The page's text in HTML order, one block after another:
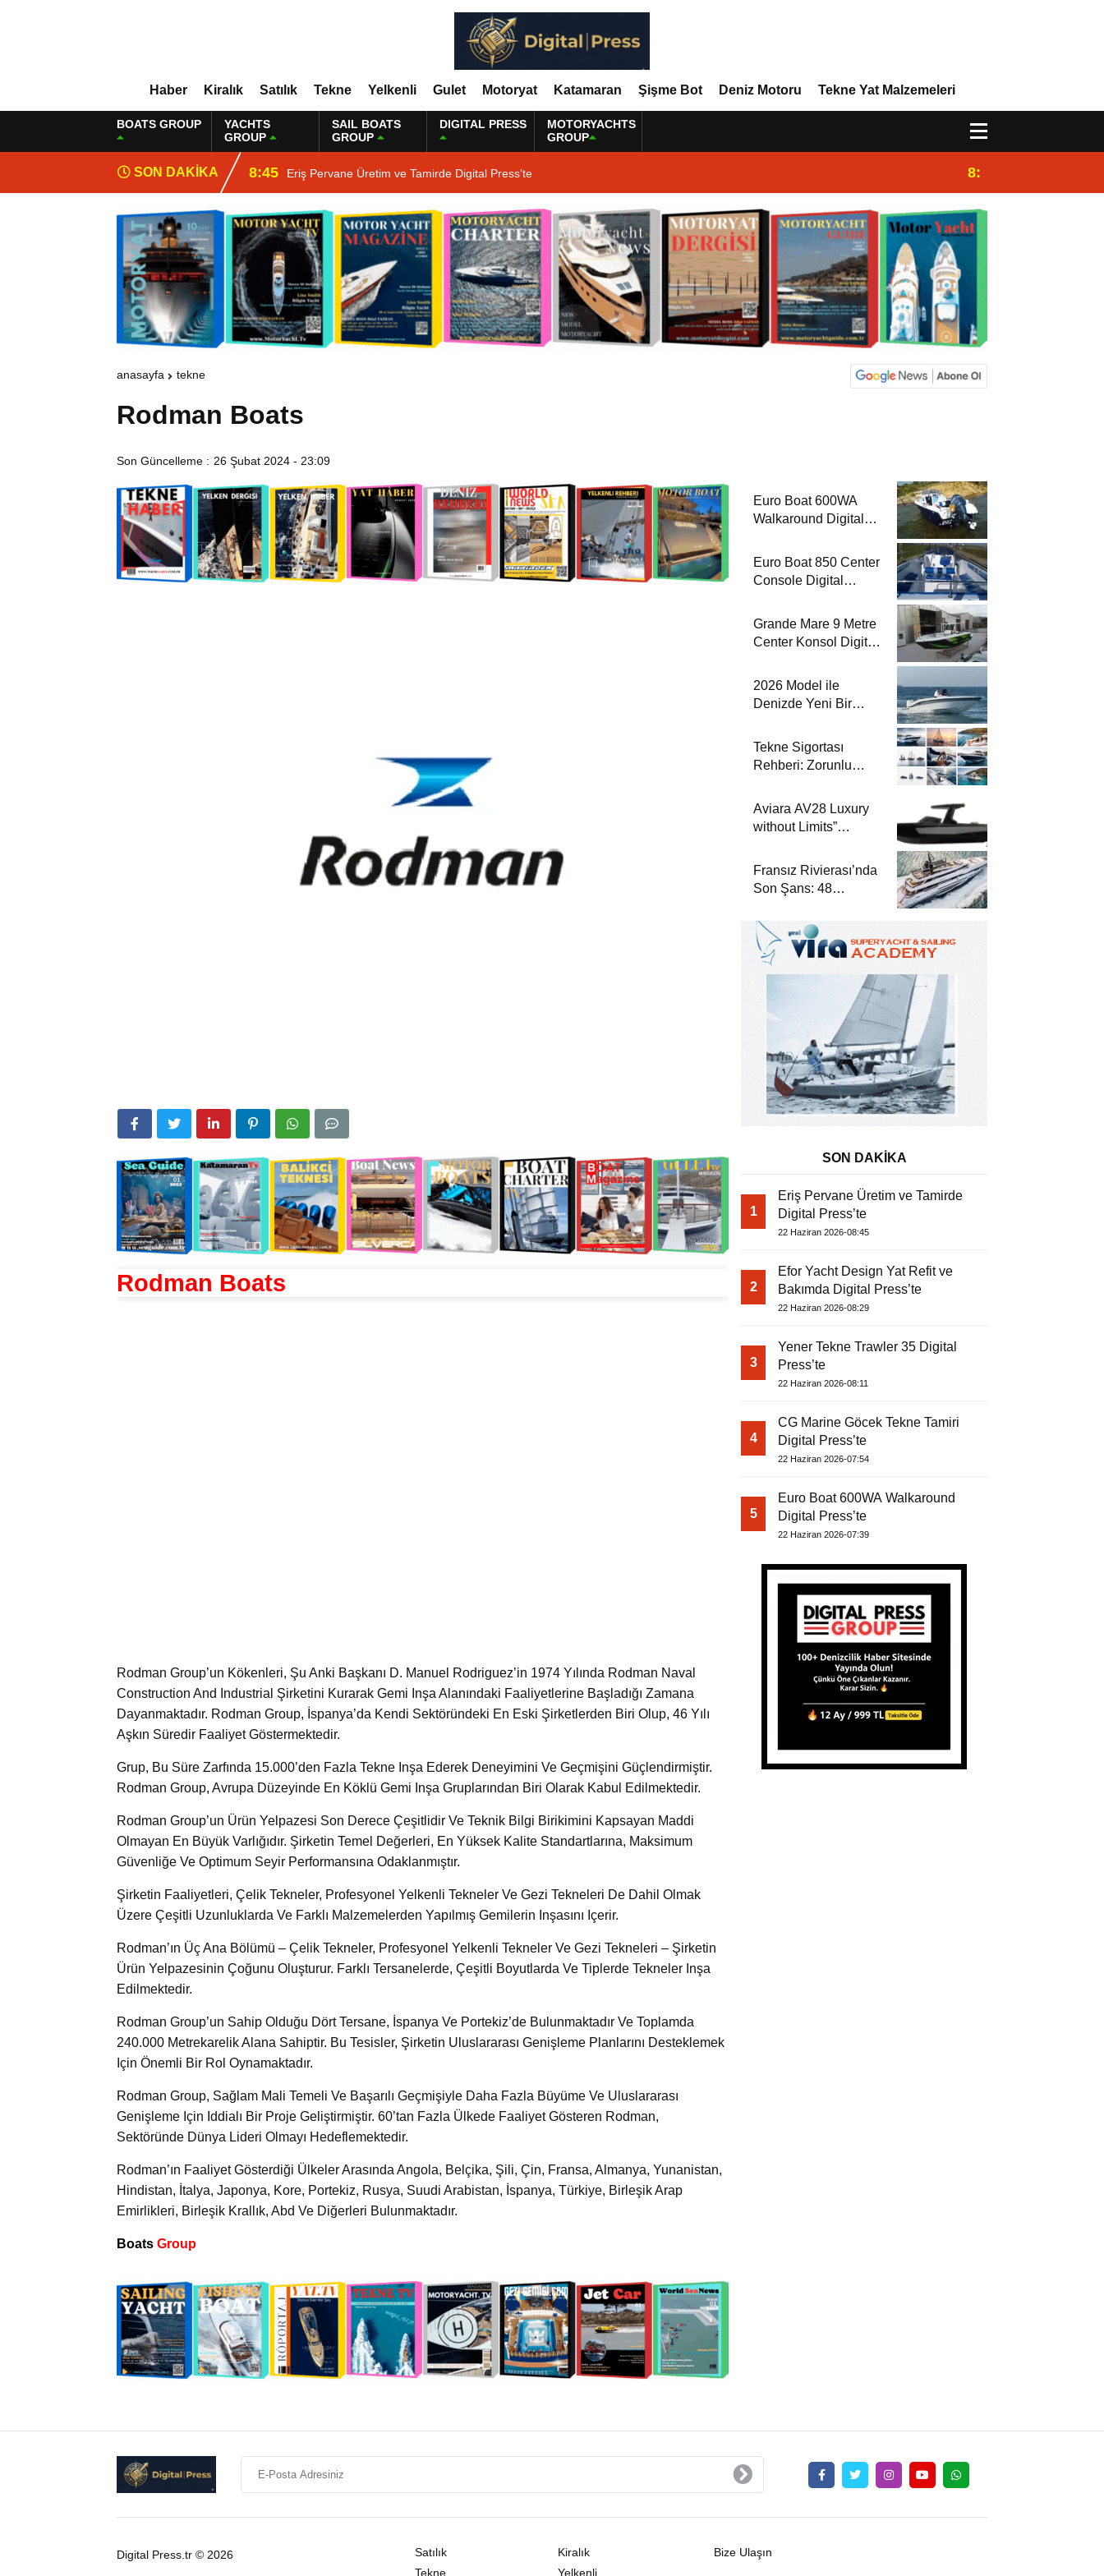
Haber Kiralık Satılık Tekne Yelkenli Gulet Motoryat Katamaran Şişme Bot Deniz Motoru Tekne Yat Malzemeleri
BOATS GROUP
YACHTS
GROUP
SAIL BOATS
GROUP
DIGITAL PRESS
MOTORYACHTS
GROUP
SON DAKİKA 8:45 Eriş Pervane Üretim ve Tamirde Digital Press’te 8:29
anasayfa tekne
Rodman Boats
Son Güncelleme : 26 Şubat 2024 - 23:09
Rodman Boats
Rodman Group’un Kökenleri, Şu Anki Başkanı D. Manuel Rodriguez’in 1974 Yılında Rodman Naval
Construction And Industrial Şirketini Kurarak Gemi Inşa Alanındaki Faaliyetlerine Başladığı Zamana
Dayanmaktadır. Rodman Group, İspanya’da Kendi Sektöründeki En Eski Şirketlerden Biri Olup, 46 Yılı
Aşkın Süredir Faaliyet Göstermektedir.
Grup, Bu Süre Zarfında 15.000’den Fazla Tekne Inşa Ederek Deneyimini Ve Geçmişini Güçlendirmiştir.
Rodman Group, Avrupa Düzeyinde En Köklü Gemi Inşa Gruplarından Biri Olarak Kabul Edilmektedir.
Rodman Group’un Ürün Yelpazesi Son Derece Çeşitlidir Ve Teknik Bilgi Birikimini Kapsayan Maddi
Olmayan En Büyük Varlığıdır. Şirketin Temel Değerleri, En Yüksek Kalite Standartlarına, Maksimum
Güvenliğe Ve Optimum Seyir Performansına Odaklanmıştır.
Şirketin Faaliyetleri, Çelik Tekneler, Profesyonel Yelkenli Tekneler Ve Gezi Tekneleri De Dahil Olmak
Üzere Çeşitli Uzunluklarda Ve Farklı Malzemelerden Yapılmış Gemilerin Inşasını Içerir.
Rodman’ın Üç Ana Bölümü – Çelik Tekneler, Profesyonel Yelkenli Tekneler Ve Gezi Tekneleri – Şirketin
Ürün Yelpazesinin Çoğunu Oluşturur. Farklı Tersanelerde, Çeşitli Boyutlarda Ve Tiplerde Tekneler Inşa
Edilmektedir.
Rodman Group’un Sahip Olduğu Dört Tersane, İspanya Ve Portekiz’de Bulunmaktadır Ve Toplamda
240.000 Metrekarelik Alana Sahiptir. Bu Tesisler, Şirketin Uluslararası Genişleme Planlarını Desteklemek
Için Önemli Bir Rol Oynamaktadır.
Rodman Group, Sağlam Mali Temeli Ve Başarılı Geçmişiyle Daha Fazla Büyüme Ve Uluslararası
Genişleme Için Iddialı Bir Proje Geliştirmiştir. 60’tan Fazla Ülkede Faaliyet Gösteren Rodman,
Sektöründe Dünya Lideri Olmayı Hedeflemektedir.
Rodman’ın Faaliyet Gösterdiği Ülkeler Arasında Angola, Belçika, Şili, Çin, Fransa, Almanya, Yunanistan,
Hindistan, İtalya, Japonya, Kore, Portekiz, Rusya, Suudi Arabistan, İspanya, Türkiye, Birleşik Arap
Emirlikleri, Birleşik Krallık, Abd Ve Diğerleri Bulunmaktadır.
Boats Group
Euro Boat 600WA
Walkaround Digital
Euro Boat 850 Center
Console Digital
Grande Mare 9 Metre
Center Konsol Digital
2026 Model ile
Denizde Yeni Bir
Tekne Sigortası
Rehberi: Zorunlu
ve Güvenli Seyir
Aviara AV28 Luxury
without Limits”
Yeni Bir Dönem
Fransız Rivierası’nda
Son Şans: 48
Mükemmel Bir Yat
Tatili
SON DAKİKA
1
Eriş Pervane Üretim ve Tamirde
Digital Press’te
22 Haziran 2026-08:45
2
Efor Yacht Design Yat Refit ve
Bakımda Digital Press’te
22 Haziran 2026-08:29
3
Yener Tekne Trawler 35 Digital
Press’te
22 Haziran 2026-08:11
4
CG Marine Göcek Tekne Tamiri
Digital Press’te
22 Haziran 2026-07:54
5
Euro Boat 600WA Walkaround
Digital Press’te
22 Haziran 2026-07:39
Digital Press.tr © 2026 Satılık
Kiralık
Tekne
Yelkenli
Bize Ulaşın